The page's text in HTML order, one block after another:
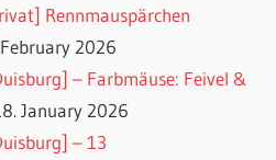
Rennmauspärchen
2026
– Farbmäuse: Feivel &
January 2026
– 13